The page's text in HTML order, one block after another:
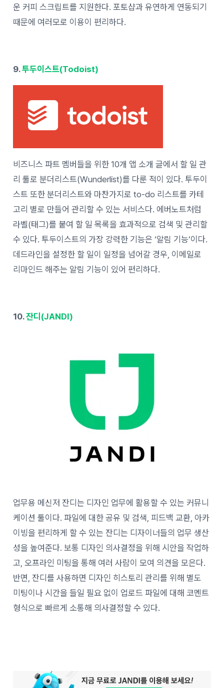
운 커피 스크립트를 지원한다. 포토샵과 유연하게 연동되기
때문에 여러모로 이용이 편리하다.
9.투두이스트(Todoist)
비즈니스 파트 멤버들을 위한 10개 앱 소개 글에서 할 일 관
리 툴로 분더리스트(Wunderlist)를 다룬 적이 있다. 투두이
스트 또한 분더리스트와 마찬가지로 to-do 리스트를 카테
고리 별로 만들어 관리할 수 있는 서비스다. 에버노트처럼
라벨(태그)를 붙여 할 일 목록을 효과적으로 검색 및 관리할
수 있다. 투두이스트의 가장 강력한 기능은 ‘알림 기능’이다.
데드라인을 설정한 할 일이 일정을 넘어갈 경우, 이메일로
리마인드 해주는 알림 기능이 있어 편리하다.
10.잔디(JANDI)
업무용 메신저 잔디는 디자인 업무에 활용할 수 있는 커뮤니
케이션 툴이다. 파일에 대한 공유 및 검색, 피드백 교환, 아카
이빙을 편리하게 할 수 있는 잔디는 디자이너들의 업무 생산
성을 높여준다. 보통 디자인 의사결정을 위해 시안을 작업하
고, 오프라인 미팅을 통해 여러 사람이 모여 의견을 모은다.
반면, 잔디를 사용하면 디자인 히스토리 관리를 위해 별도
미팅이나 시간을 들일 필요 없이 업로드 파일에 대해 코멘트
형식으로 빠르게 소통해 의사결정할 수 있다.